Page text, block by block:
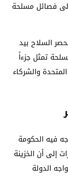
إلى فصائل مسلحة
السلاح بيد
تمثل جزءاً
والشركاء
فيه الحكومة
إلى أن الخزينة
الدولة